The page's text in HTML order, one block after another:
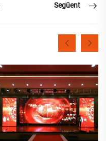
Següent